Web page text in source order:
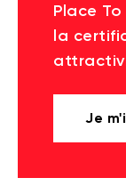
Place
la
Je